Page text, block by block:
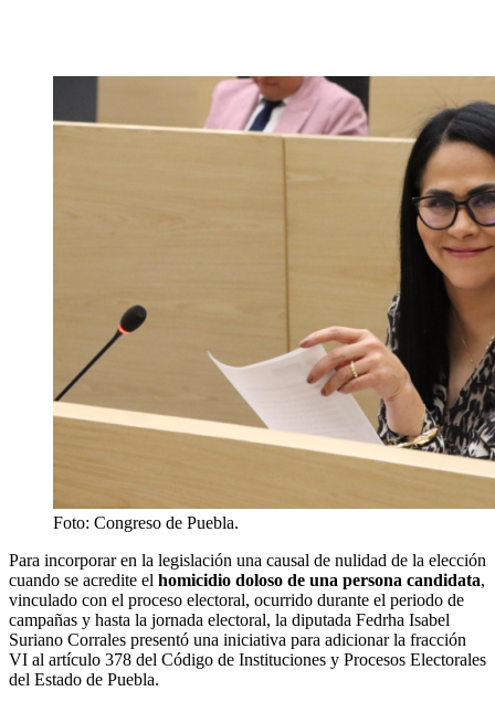
Foto: Congreso de Puebla.
Para incorporar en la legislación una causal de nulidad de la elección
cuando se acredite el homicidio doloso de una persona candidata,
vinculado con el proceso electoral, ocurrido durante el periodo de
campañas y hasta la jornada electoral, la diputada Fedrha Isabel
Suriano Corrales presentó una iniciativa para adicionar la fracción
VI al artículo 378 del Código de Instituciones y Procesos Electorales
del Estado de Puebla.